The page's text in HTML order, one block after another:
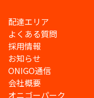
配達エリア
よくある質問
採用情報
お知らせ
ONIGO通信
会社概要
オニゴーパーク